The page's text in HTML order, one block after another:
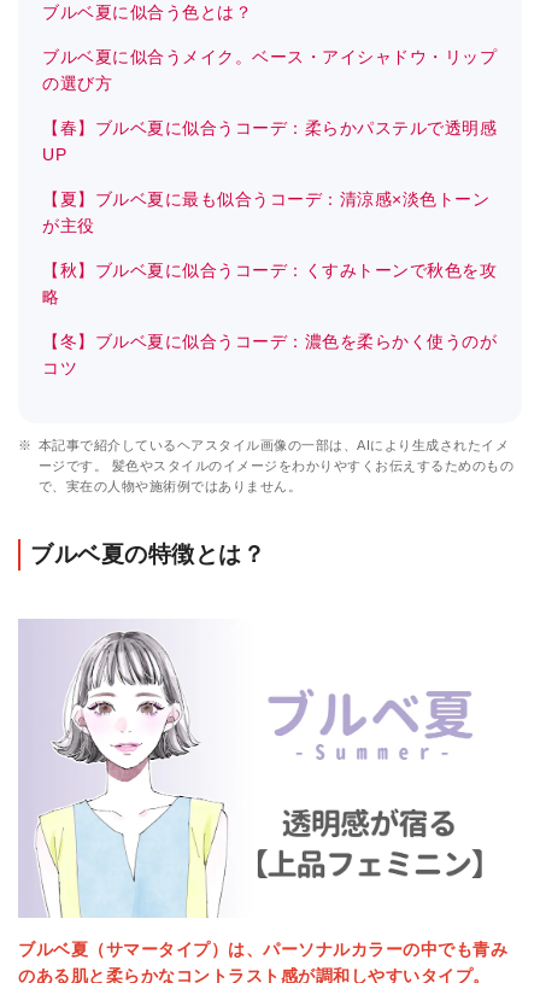
ブルベ夏に似合う色とは？
ブルベ夏に似合うメイク。ベース・アイシャドウ・リップ
の選び方
【春】ブルベ夏に似合うコーデ：柔らかパステルで透明感
UP
【夏】ブルベ夏に最も似合うコーデ：清涼感×淡色トーン
が主役
【秋】ブルベ夏に似合うコーデ：くすみトーンで秋色を攻
略
【冬】ブルベ夏に似合うコーデ：濃色を柔らかく使うのが
コツ
※ 本記事で紹介しているヘアスタイル画像の一部は、AIにより生成されたイメ
ージです。 髪色やスタイルのイメージをわかりやすくお伝えするためのもの
で、実在の人物や施術例ではありません。
ブルベ夏の特徴とは？
ブルベ夏（サマータイプ）は、パーソナルカラーの中でも青み
のある肌と柔らかなコントラスト感が調和しやすいタイプ。